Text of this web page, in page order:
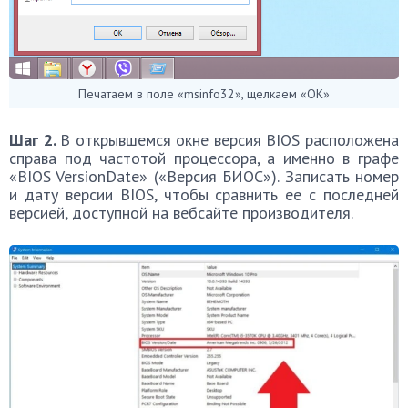
Печатаем в поле «msinfo32», щелкаем «OK»
Шаг 2. В открывшемся окне версия BIOS расположена
справа под частотой процессора, а именно в графе
«BIOS VersionDate» («Версия БИОС»). Записать номер
и дату версии BIOS, чтобы сравнить ее с последней
версией, доступной на вебсайте производителя.